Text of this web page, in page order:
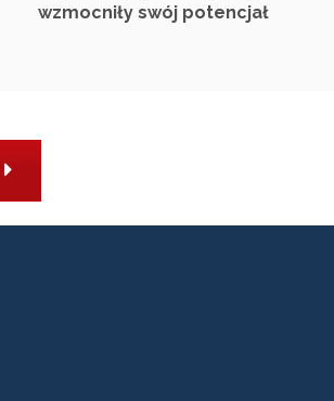
wzmocniły swój potencjał